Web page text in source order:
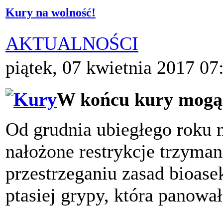
Kury na wolność!
AKTUALNOŚCI
piątek, 07 kwietnia 2017
W końcu kury
Od grudnia ubiegłego roku
nałożone restrykcje
przestrzeganiu zasad
ptasiej grypy, która